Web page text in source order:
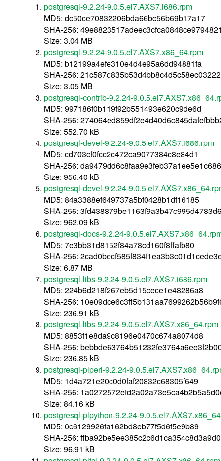
postgresql-9.2.24-9.0.5.el7.AXS7.i686.rpm
MD5: dc50ce70832206bda66bc56b69b17a17
SHA-256:
Size: 3.04 MB
postgresql-9.2.24-9.0.5.el7.AXS7.x86_64.rpm
MD5: b12199a4efe310e4d4e95a6dd94881fa
SHA-256:
Size: 3.05 MB
postgresql-contrib-9.2.24-
MD5: 997186f0b119f92b551493e620c9de6d
SHA-256:
Size: 552.70 kB
postgresql-devel-9.2.24-9.0.5.el7.AXS7.i686.rpm
MD5: cd703cf0fcc2c472ca9077384c8e84d1
SHA-256:
Size: 956.40 kB
postgresql-devel-9.2.24-
MD5: 84a3388ef649737a5bf0428b1df16185
SHA-256:
Size: 962.09 kB
postgresql-docs-9.2.24-
MD5: 7e3bb31d8152f84a78cd160f8ffafb80
SHA-256:
Size: 6.87 MB
postgresql-libs-9.2.24-9.0.5.el7.AXS7.i686.rpm
MD5: 224b6d218f267eb5d15cece1e48286a8
SHA-256:
Size: 236.91 kB
postgresql-libs-9.2.24-9.0.5.el7.AXS7.x86_64.rpm
MD5: 8853f1e8da9c8196e0470c674a8074d8
SHA-256:
Size: 236.85 kB
postgresql-plperl-9.2.24-
MD5: 1d4a721e20c0d0faf20832c68305f649
SHA-256:
Size: 84.16 kB
postgresql-plpython-9.2.24-
MD5: 0c6129926fa162bd8eb77f5d6f5e9b89
SHA-256:
Size: 96.91 kB